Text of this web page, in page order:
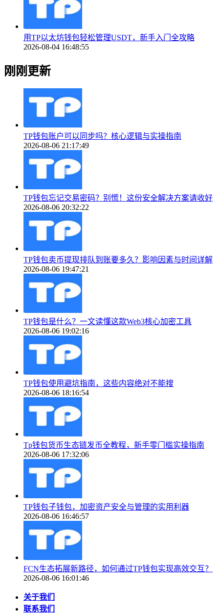
用TP以太坊钱包轻松管理USDT，新手入门全攻略
2026-08-04 16:48:55
刚刚更新
TP钱包账户可以同步吗？核心逻辑与实操指南
2026-08-06 21:17:49
TP钱包忘记交易密码？别慌！这份安全解决方案请收好
2026-08-06 20:32:22
TP钱包卖币提现排队到账要多久？影响因素与时间详解
2026-08-06 19:47:21
TP钱包是什么？一文读懂这款Web3核心加密工具
2026-08-06 19:02:16
TP钱包使用避坑指南，这些内容绝对不能搜
2026-08-06 18:16:54
Tp钱包货币生态链发币全教程，新手零门槛实操指南
2026-08-06 17:32:06
TP钱包子钱包，加密资产安全与管理的实用利器
2026-08-06 16:46:57
FCN生态拓展新路径，如何通过TP钱包实现高效交互？
2026-08-06 16:01:46
关于我们
联系我们